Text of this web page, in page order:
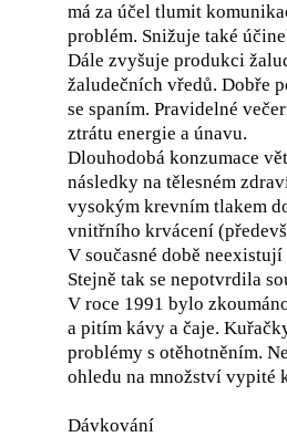
má za účel tlumit
problém. Snižuje také
Dále zvyšuje produkci
žaludečních vředů. Dobře
se spaním. Pravidelné
ztrátu energie a únavu.
Dlouhodobá konzumace
následky na tělesném
vysokým krevním tlakem
vnitřního krvácení
V současné době
Stejně tak se nepotvrdila
V roce 1991 bylo
a pitím kávy a čaje.
problémy s otěhotněním.
ohledu na množství vypité
Dávkování